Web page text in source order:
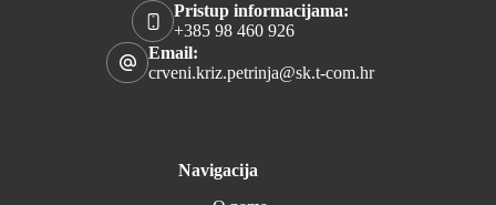
Pristup informacijama:
+385 98 460 926
Email:
crveni.kriz.petrinja@sk.t-com.hr
Navigacija